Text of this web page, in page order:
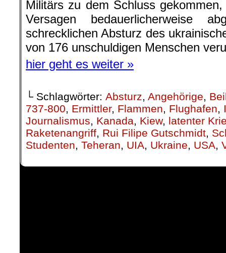
Militärs zu dem Schluss
Versagen bedauerlicherweise
schrecklichen Absturz des
von 176 unschuldigen Menschen
hier geht es weiter »
└ Schlagwörter: Absturz, Angehörige,
737-800, Ermittler, Flammen, Flughafen,
Journalismus, Kanada, Kiew, latenter
Raketenangriff, Rui Filipe Gutschmidt,
Studenten, Teheran, UIA, Ukraine, USA,